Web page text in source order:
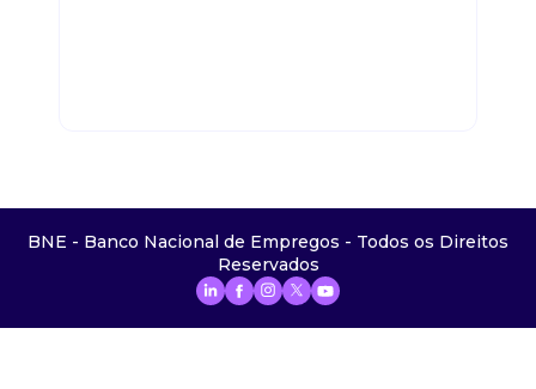
BNE - Banco Nacional de Empregos - Todos os Direitos
Reservados